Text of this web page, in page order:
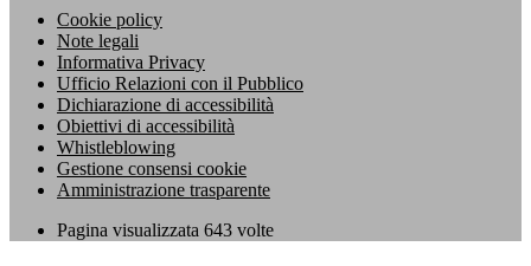
Cookie policy
Note legali
Informativa Privacy
Ufficio Relazioni con il Pubblico
Dichiarazione di accessibilità
Obiettivi di accessibilità
Whistleblowing
Gestione consensi cookie
Amministrazione trasparente
Pagina visualizzata 643 volte